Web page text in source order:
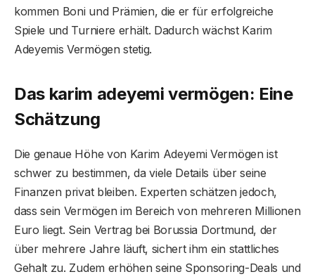
kommen Boni und Prämien, die er für erfolgreiche
Spiele und Turniere erhält. Dadurch wächst Karim
Adeyemis Vermögen stetig.
Das karim adeyemi vermögen: Eine
Schätzung
Die genaue Höhe von Karim Adeyemi Vermögen ist
schwer zu bestimmen, da viele Details über seine
Finanzen privat bleiben. Experten schätzen jedoch,
dass sein Vermögen im Bereich von mehreren Millionen
Euro liegt. Sein Vertrag bei Borussia Dortmund, der
über mehrere Jahre läuft, sichert ihm ein stattliches
Gehalt zu. Zudem erhöhen seine Sponsoring-Deals und